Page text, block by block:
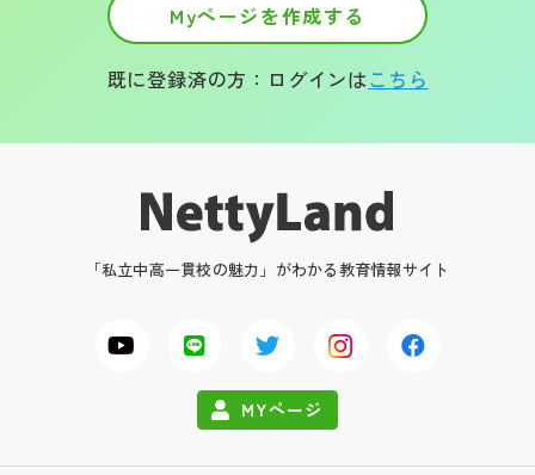
Myページを作成する
既に登録済の方：ログインはこちら
「私立中高一貫校の魅力」がわかる教育情報サイト
MYページ